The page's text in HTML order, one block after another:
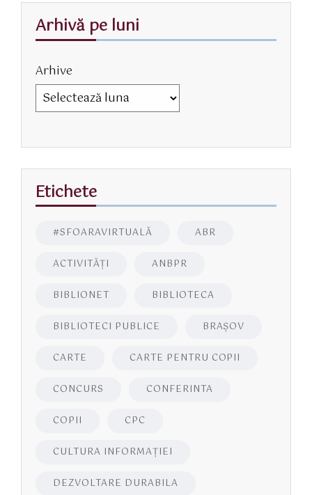
Arhivă pe luni
Arhive
Etichete
#SFOARAVIRTUALĂ ABR
ACTIVITĂŢI ANBPR
BIBLIONET BIBLIOTECA
BIBLIOTECI PUBLICE BRAŞOV
CARTE CARTE PENTRU COPII
CONCURS CONFERINTA
COPII CPC
CULTURA INFORMAŢIEI
DEZVOLTARE DURABILA